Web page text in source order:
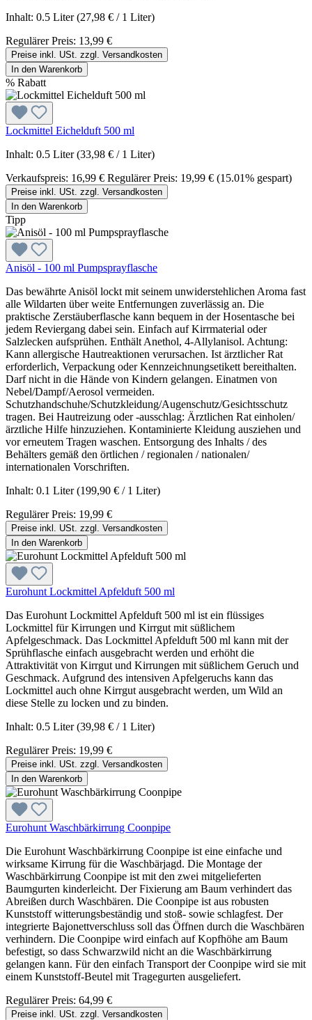
Inhalt: 0.5 Liter(27,98 € / 1 Liter)
Regulärer Preis: 13,99 €
Preise inkl. USt. zzgl. Versandkosten
In den Warenkorb
% Rabatt
Lockmittel Eichelduft 500 ml
Inhalt: 0.5 Liter(33,98 € / 1 Liter)
Verkaufspreis: 16,99 € Regulärer Preis: 19,99 € (15.01% gespart)
Preise inkl. USt. zzgl. Versandkosten
In den Warenkorb
Tipp
Anisöl - 100 ml Pumpsprayflasche
Das bewährte Anisöl lockt mit seinem unwiderstehlichen Aroma fast
alle Wildarten über weite Entfernungen zuverlässig an. Die
praktische Zerstäuberflasche kann bequem in der Hosentasche bei
jedem Reviergang dabei sein. Einfach auf Kirrmaterial oder
Salzlecken aufsprühen. Enthält Anethol, 4-Allylanisol. Achtung:
Kann allergische Hautreaktionen verursachen. Ist ärztlicher Rat
erforderlich, Verpackung oder Kennzeichnungsetikett bereithalten.
Darf nicht in die Hände von Kindern gelangen. Einatmen von
Nebel/Dampf/Aerosol vermeiden.
Schutzhandschuhe/Schutzkleidung/Augenschutz/Gesichtsschutz
tragen. Bei Hautreizung oder -ausschlag: Ärztlichen Rat einholen/
ärztliche Hilfe hinzuziehen. Kontaminierte Kleidung ausziehen und
vor erneutem Tragen waschen. Entsorgung des Inhalts / des
Behälters gemäß den örtlichen / regionalen / nationalen/
internationalen Vorschriften.
Inhalt: 0.1 Liter(199,90 € / 1 Liter)
Regulärer Preis: 19,99 €
Preise inkl. USt. zzgl. Versandkosten
In den Warenkorb
Eurohunt Lockmittel Apfelduft 500 ml
Das Eurohunt Lockmittel Apfelduft 500 ml ist ein flüssiges
Lockmittel für Kirrungen und Kirrgut mit süßlichem
Apfelgeschmack. Das Lockmittel Apfelduft 500 ml kann mit der
Sprühflasche einfach ausgebracht werden und erhöht die
Attraktivität von Kirrgut und Kirrungen mit süßlichem Geruch und
Geschmack. Aufgrund des intensiven Apfelgeruchs kann das
Lockmittel auch ohne Kirrgut ausgebracht werden, um Wild an
diese Stelle zu locken und zu binden.
Inhalt: 0.5 Liter(39,98 € / 1 Liter)
Regulärer Preis: 19,99 €
Preise inkl. USt. zzgl. Versandkosten
In den Warenkorb
Eurohunt Waschbärkirrung Coonpipe
Die Eurohunt Waschbärkirrung Coonpipe ist eine einfache und
wirksame Kirrung für die Waschbärjagd. Die Montage der
Waschbärkirrung Coonpipe ist mit den zwei mitgelieferten
Baumgurten kinderleicht. Der Fixierung am Baum verhindert das
Abreißen durch Waschbären. Die Coonpipe ist aus robusten
Kunststoff witterungsbeständig und stoß- sowie schlagfest. Der
integrierte Bajonettverschluss soll das Öffnen durch die Waschbären
verhindern. Die Coonpipe wird einfach auf Kopfhöhe am Baum
befestigt, so dass Schwarzwild nicht an die Waschbärkirrung
gelangen kann. Für den einfach Transport der Coonpipe wird sie mit
einem Kunststoff-Beutel mit Tragegurten ausgeliefert.
Regulärer Preis: 64,99 €
Preise inkl. USt. zzgl. Versandkosten